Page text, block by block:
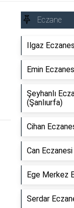
Eczane
Ilgaz
Emin
Şeyhanlı
(Şanlıurfa)
Cihan
Can
Ege Merkez
Serdar